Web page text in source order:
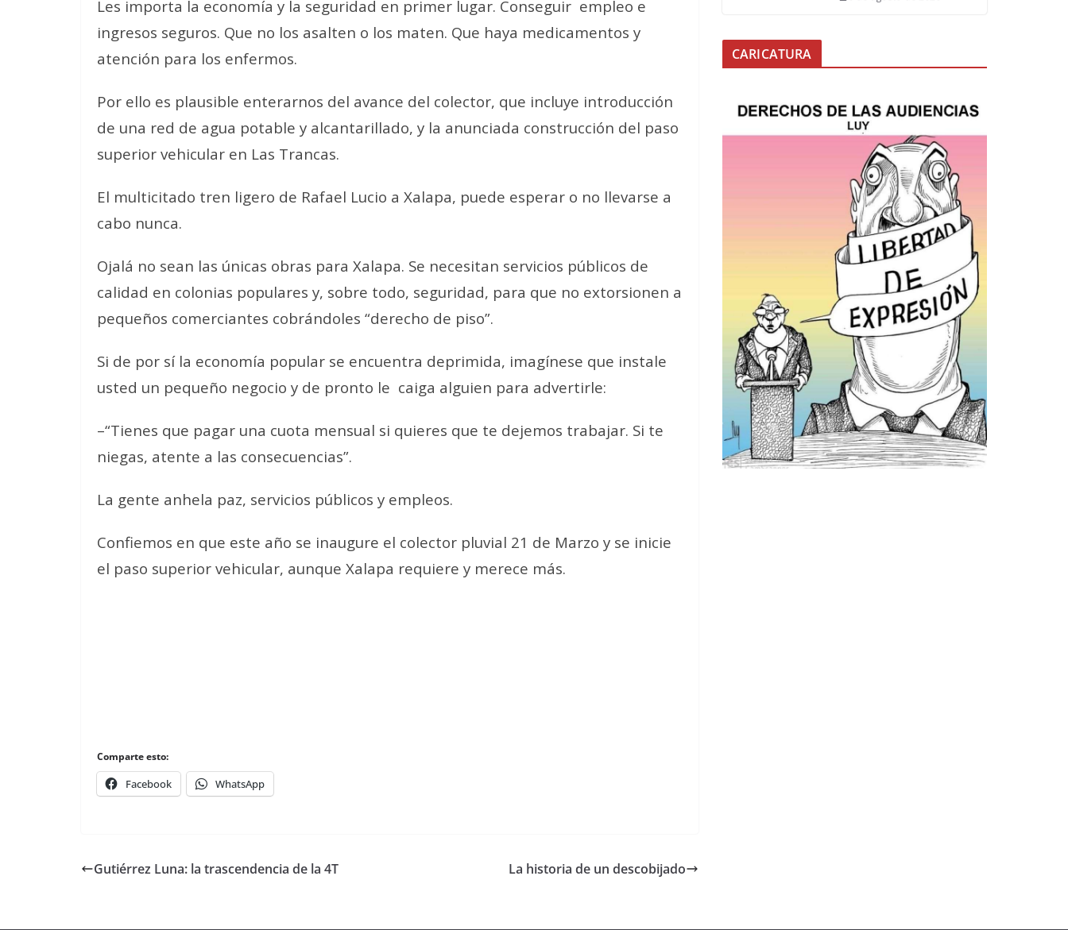
Les importa la economía y la seguridad en primer lugar. Conseguir empleo e
ingresos seguros. Que no los asalten o los maten. Que haya medicamentos y
atención para los enfermos.
Por ello es plausible enterarnos del avance del colector, que incluye introducción
de una red de agua potable y alcantarillado, y la anunciada construcción del paso
superior vehicular en Las Trancas.
El multicitado tren ligero de Rafael Lucio a Xalapa, puede esperar o no llevarse a
cabo nunca.
Ojalá no sean las únicas obras para Xalapa. Se necesitan servicios públicos de
calidad en colonias populares y, sobre todo, seguridad, para que no extorsionen a
pequeños comerciantes cobrándoles “derecho de piso”.
Si de por sí la economía popular se encuentra deprimida, imagínese que instale
usted un pequeño negocio y de pronto le caiga alguien para advertirle:
–“Tienes que pagar una cuota mensual si quieres que te dejemos trabajar. Si te
niegas, atente a las consecuencias”.
La gente anhela paz, servicios públicos y empleos.
Confiemos en que este año se inaugure el colector pluvial 21 de Marzo y se inicie
el paso superior vehicular, aunque Xalapa requiere y merece más.
Comparte esto:
Facebook WhatsApp
Gutiérrez Luna: la trascendencia de la 4T La historia de un descobijado
CARICATURA